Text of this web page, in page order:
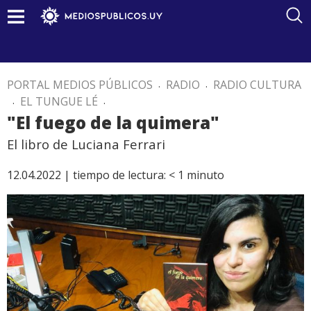
PORTAL MEDIOS PÚBLICOS . RADIO . RADIO CULTURA
. EL TUNGUE LÉ .
"El fuego de la quimera"
El libro de Luciana Ferrari
12.04.2022 | tiempo de lectura: < 1 minuto